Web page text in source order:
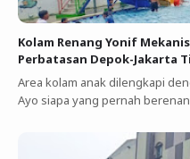
Kolam Renang Yonif
Perbatasan Depok-Jakarta
Area kolam anak dilengkapi
Ayo siapa yang pernah